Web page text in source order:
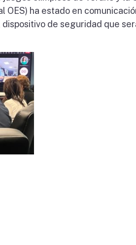
ha estado en
de seguridad que